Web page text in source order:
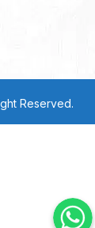
Reserved.